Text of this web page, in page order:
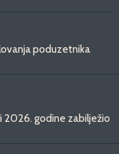
poduzetnika
2026. godine zabilježio